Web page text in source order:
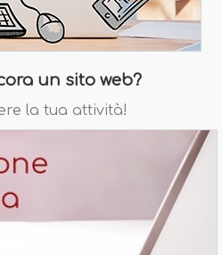
un sito web?
la tua attività!